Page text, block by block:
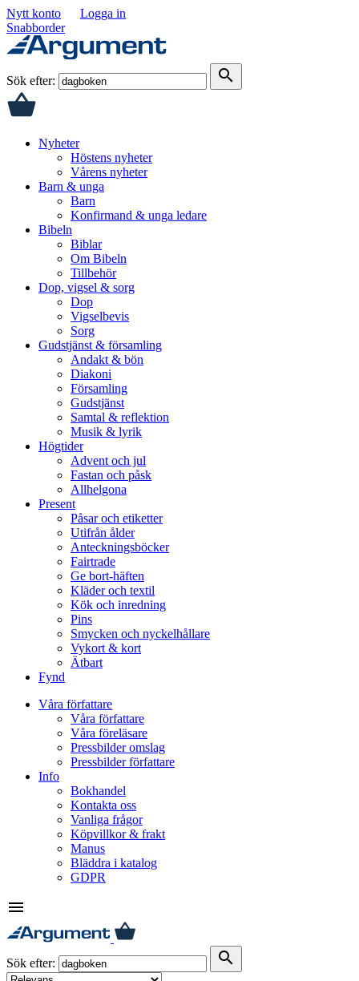
Nytt konto
Logga in
Snabborder
Sök efter: search
Nyheter
Höstens nyheter
Vårens nyheter
Barn & unga
Barn
Konfirmand & unga ledare
Bibeln
Biblar
Om Bibeln
Tillbehör
Dop, vigsel & sorg
Dop
Vigselbevis
Sorg
Gudstjänst & församling
Andakt & bön
Diakoni
Församling
Gudstjänst
Samtal & reflektion
Musik & lyrik
Högtider
Advent och jul
Fastan och påsk
Allhelgona
Present
Påsar och etiketter
Utifrån ålder
Anteckningsböcker
Fairtrade
Ge bort-häften
Kläder och textil
Kök och inredning
Pins
Smycken och nyckelhållare
Vykort & kort
Ätbart
Fynd
Våra författare
Våra författare
Våra föreläsare
Pressbilder omslag
Pressbilder författare
Info
Bokhandel
Kontakta oss
Vanliga frågor
Köpvillkor & frakt
Manus
Bläddra i katalog
GDPR
menu
Sök efter: search